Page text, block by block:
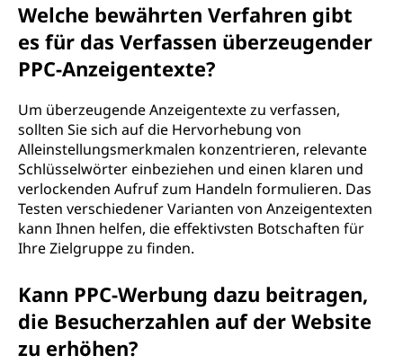
Welche bewährten Verfahren gibt
es für das Verfassen überzeugender
PPC-Anzeigentexte?
Um überzeugende Anzeigentexte zu verfassen,
sollten Sie sich auf die Hervorhebung von
Alleinstellungsmerkmalen konzentrieren, relevante
Schlüsselwörter einbeziehen und einen klaren und
verlockenden Aufruf zum Handeln formulieren. Das
Testen verschiedener Varianten von Anzeigentexten
kann Ihnen helfen, die effektivsten Botschaften für
Ihre Zielgruppe zu finden.
Kann PPC-Werbung dazu beitragen,
die Besucherzahlen auf der Website
zu erhöhen?